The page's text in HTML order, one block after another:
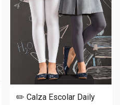
✏️ Calza Escolar Daily